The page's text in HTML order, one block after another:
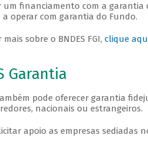
um financiamento com a garantia
a operar com garantia do Fundo.
mais sobre o BNDES FGI, clique
Garantia
pode oferecer garantia
nacionais ou estrangeiros.
apoio as empresas sediadas